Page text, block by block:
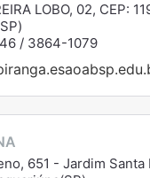
LOBO, 02, CEP:
/ 3864-1079
651 - Jardim Santa